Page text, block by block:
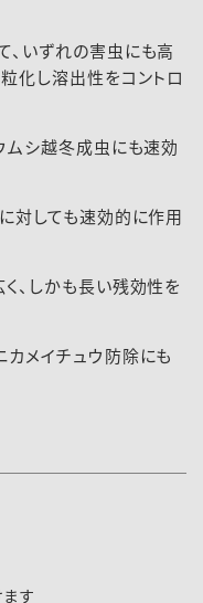
いずれの害虫にも高
化し溶出性をコントロ
ムシ越冬成虫にも速効
対しても速効的に作用
、しかも長い残効性を
メイチュウ防除にも